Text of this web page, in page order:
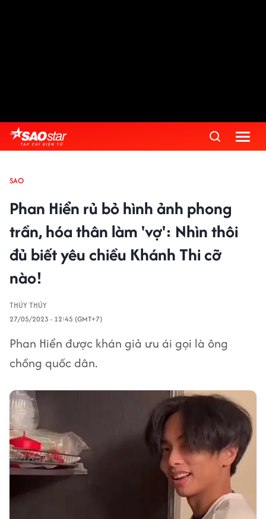
SAO
Phan Hiển rủ bỏ hình ảnh phong
trần, hóa thân làm 'vợ': Nhìn thôi
đủ biết yêu chiều Khánh Thi cỡ
nào!
THÚY THÚY
27/05/2023 - 12:45 (GMT+7)
Phan Hiển được khán giả ưu ái gọi là ông
chồng quốc dân.